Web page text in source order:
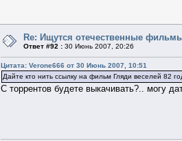
Re: Ищутся отечественные
Ответ #92 : 30 Июнь 2007, 20:26
Цитата: Verone666 от 30 Июнь 2007, 10:51
Дайте кто нить ссылку на фильм Гляди веселей 82
С торрентов будете выкачивать?.. могу